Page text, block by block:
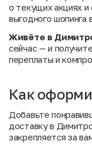
о текущих акциях
выгодного шопинга
Живёте в
сейчас — и
переплаты и
Как
Добавьте
доставку в
закрепляется за